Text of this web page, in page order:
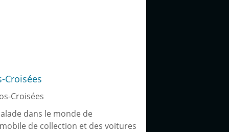
Croisées
dans le monde de
de collection et des voitures